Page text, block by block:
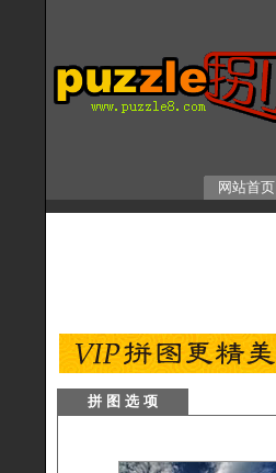
网站首页
拼 图 选 项